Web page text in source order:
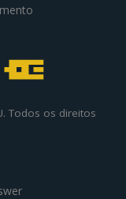
Todos os direitos